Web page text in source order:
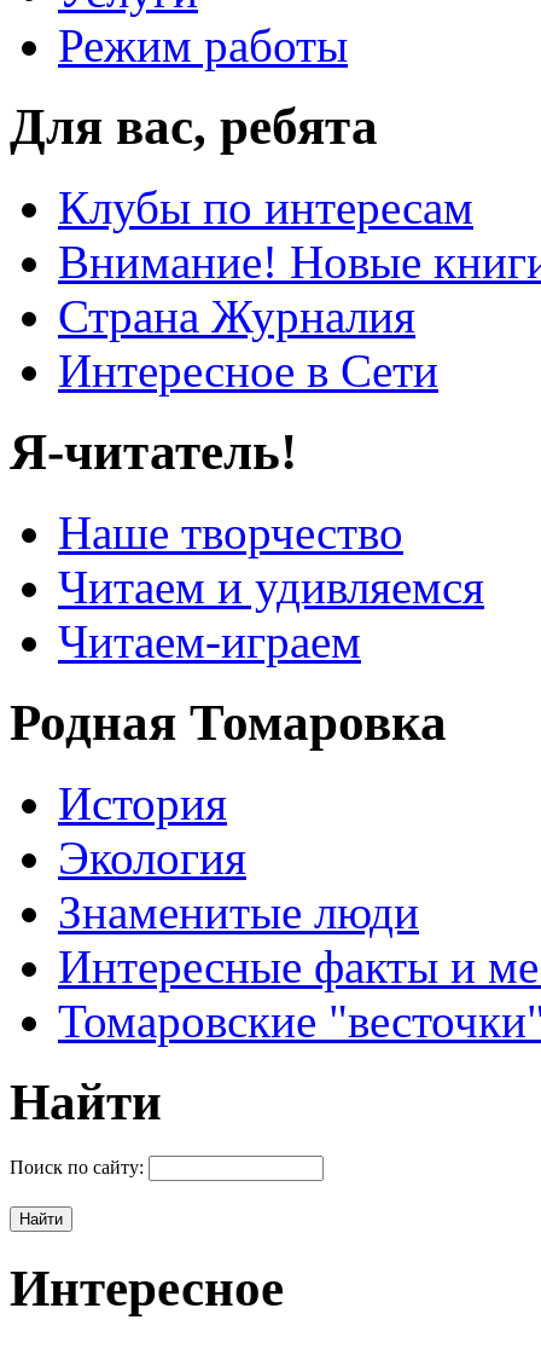
Режим работы
Для вас, ребята
Клубы по интересам
Внимание! Новые
Страна Журналия
Интересное в Сети
Я-читатель!
Наше творчество
Читаем и удивляемся
Читаем-играем
Родная Томаровка
История
Экология
Знаменитые люди
Интересные факты и
Томаровские
Найти
Поиск по сайту:
Интересное